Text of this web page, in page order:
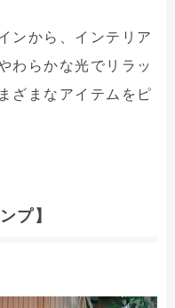
ンから、インテリア
わらかな光でリラッ
ざまなアイテムをピ
プ】